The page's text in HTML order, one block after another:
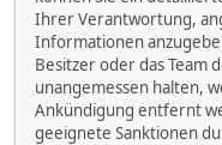
Ihrer Verantwortung,
Informationen
Besitzer oder das Team
unangemessen halten,
Ankündigung entfernt
geeignete Sanktionen